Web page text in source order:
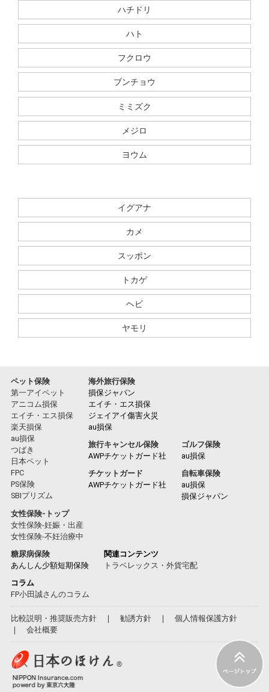
ハチドリ
ハト
フクロウ
ブンチョウ
ミミズク
メジロ
ヨウム
イグアナ
カメ
スッポン
トカゲ
ヘビ
ヤモリ
ペット保険
第一アイペット
アニコム損保
エイチ・エス損保
楽天損保
au損保
つばき
日本ペット
FPC
PS保険
SBIプリズム
海外旅行保険
損保ジャパン
エイチ・エス損保
ジェイアイ傷害火災
au損保
旅行キャンセル保険
AWPチケットガード社
ゴルフ保険
au損保
チケットガード
AWPチケットガード社
自転車保険
au損保
損保ジャパン
女性保険-トップ
女性保険-妊娠・出産
女性保険-不妊治療中
糖尿病保険
あんしん少額短期保険
関連コンテンツ
トラベレックス・外貨宅配
コラム
FP小田誠さんのコラム
比較説明・推奨販売方針｜ 勧誘方針｜ 個人情報保護方針
｜ 会社概要